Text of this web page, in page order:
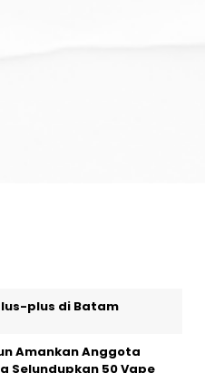
plus di Batam
Amankan Anggota
Selundupkan 50 Vape